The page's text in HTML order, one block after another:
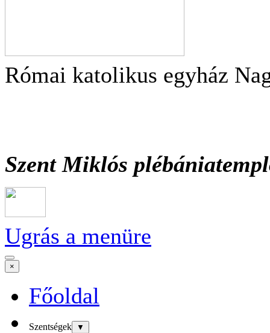
Római katolikus egyház
Szent Miklós
Ugrás a menüre
×
Főoldal
Szentségek ▼